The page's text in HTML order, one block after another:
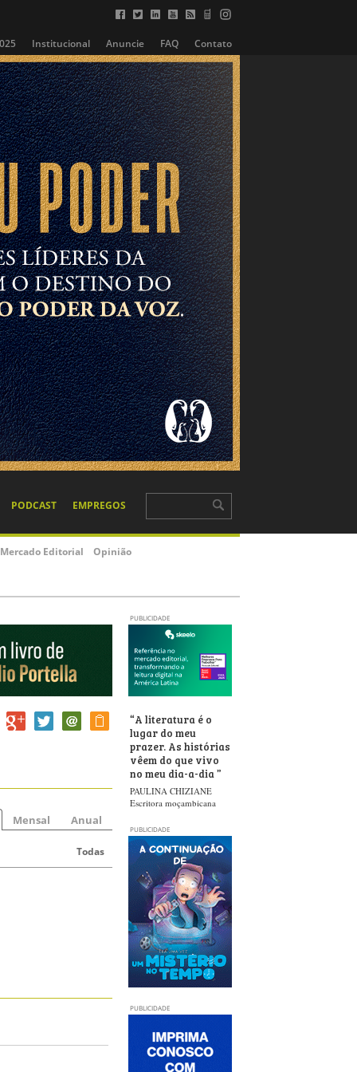
Institucional Anuncie FAQ Contato
PODCAST EMPREGOS
Mercado Editorial Opinião
PUBLICIDADE
Mensal Anual
Todas
“A literatura é o
lugar do meu
prazer. As histórias
vêem do que vivo
no meu dia-a-dia”
PAULINA CHIZIANE
Escritora moçambicana
PUBLICIDADE
PUBLICIDADE